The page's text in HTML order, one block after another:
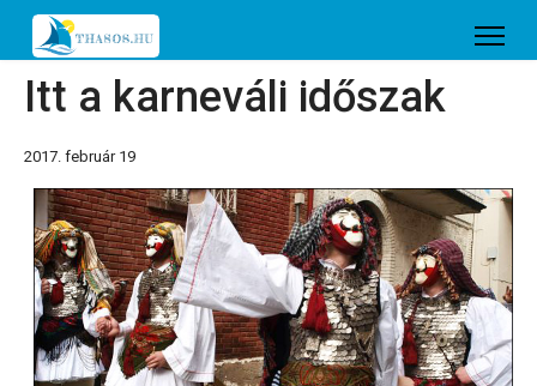
Itt a karneváli időszak
2017. február 19